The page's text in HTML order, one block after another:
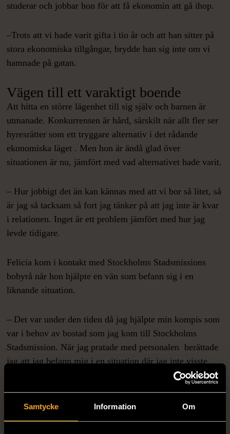
Samtycke Information Om
studerar och jobbar hon för att få ekonomin att gå ihop.
–Trots att vi hade varit gifta i tio år och att han sitter på
stora ekonomiska tillgångar, brydde han sig inte om vi
hamnade på gatan.
Vägen till ett varaktigt boende
Att hitta en större lägenhet till sig själv och barnen är
utmanade. Konkurrensen är hård, särskilt när allt fler ser
hyresrätter som ett tryggare alternativ i det rådande
ekonomiska läget . Men hon är ändå glad över
situationen är nu, jämfört med vad alternativet hade varit.
– Hur jobbigt det än kan kännas med att vi bor så litet, så
är jag så tacksam så fort jag tänker på att jag inte är kvar
i relationen. Inget är ett problem jämfört med hur jag
levde tidigare.
Felicia kom i kontakt med Stockholms Stadsmissions
bobyrå när hon hjälpte en vän som befann sig i en
liknande situation.
– Det var under den tiden då jag hjälpte min kompis som
var i behov av bostad som jag kom till Stockholms
Stadsmission. När jag pratade med personalen berättade
jag att jag befann mig i en situation där jag inte visste
vart jag och mina barn skulle ta vägen, och frågade om
Stockholms Stadsmissions bobyrå arbetar nu för att hitta